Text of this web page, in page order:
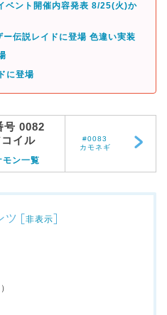
ベント開催内容発表 8/25(火)か
伝説レイドに登場 色違い実装
に登場
号 0082
コイル
モン一覧
#0083
カモネギ
ツ [非表示]